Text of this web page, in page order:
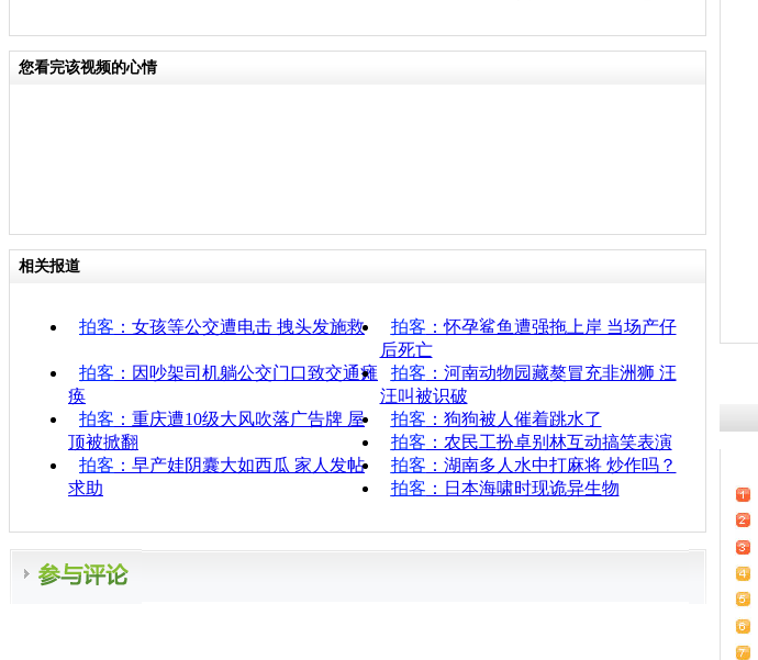
您看完该视频的心情
相关报道
拍客 ：女孩等公交遭电击 拽头发施救 拍客 ：怀孕鲨鱼遭强拖上岸 当场产仔
后死亡
拍客 ：因吵架司机躺公交门口致交通瘫
痪
拍客 ：河南动物园藏獒冒充非洲狮 汪
汪叫被识破
拍客 ：重庆遭10级大风吹落广告牌 屋
顶被掀翻
拍客 ：狗狗被人催着跳水了
拍客 ：农民工扮卓别林互动搞笑表演
拍客 ：早产娃阴囊大如西瓜 家人发帖
求助
拍客 ：湖南多人水中打麻将 炒作吗？
拍客 ：日本海啸时现诡异生物